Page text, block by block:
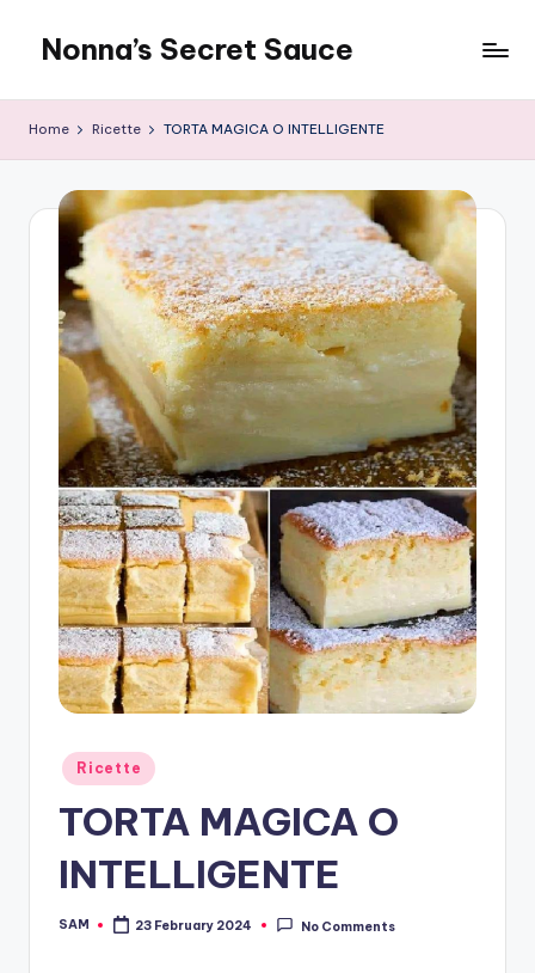
content
Nonna’s Secret Sauce
Home Ricette TORTA MAGICA O INTELLIGENTE
Posted
in
Ricette
TORTA MAGICA O
INTELLIGENTE
Posted
SAM 23 February 2024 No Comments